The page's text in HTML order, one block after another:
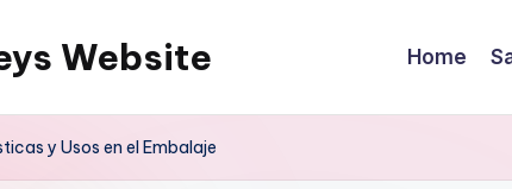
Website Home
y Usos en el Embalaje